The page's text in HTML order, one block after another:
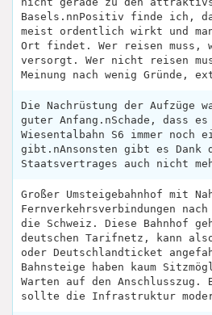
Basels.nnPositiv finde ich,
meist ordentlich wirkt und
Ort findet. Wer reisen muss,
versorgt. Wer nicht reisen
Meinung nach wenig Gründe,
Die Nachrüstung der Aufzüge
guter Anfang.nSchade, dass
Wiesentalbahn S6 immer noch
gibt.nAnsonsten gibt es Dank
Staatsvertrages auch nicht
Großer Umsteigebahnhof mit
Fernverkehrsverbindungen
die Schweiz. Diese Bahnhof
deutschen Tarifnetz, kann
oder Deutschlandticket
Bahnsteige haben kaum
Warten auf den Anschlusszug.
sollte die Infrastruktur